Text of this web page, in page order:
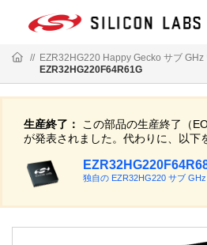
// EZR32HG220 Happy Gecko サブ GHz
EZR32HG220F64R61G
生産終了：
この部品の生産終了（
が発表されました。代わりに、以下
独自の EZR32HG220 サブ